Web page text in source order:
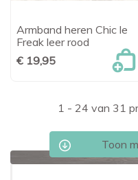
Armband heren Chic le
Freak leer rood
€ 19,95
1 - 24 van 31
Toon